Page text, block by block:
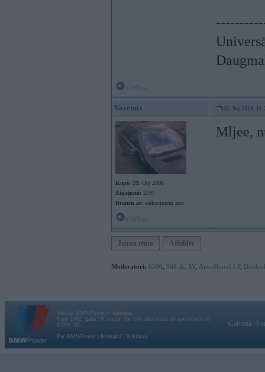
Varemix 05. Sep 2009,
Kopš: 28. Oct 2006
Ziņojumi: 2597
Braucu ar: serkociniem acis
Mljee,
Jauna tēma Atbildēt
Moderatori: 6500 968-jk AV AiwaShuraLLP,
Vortāls BMWPower.lv darbojas
kopš 2002. gada 14. maija. Tas nav auto klubs un nav saistīts ar
BMW AG.
Par BMWPower
Kontakti Reklāma
Galvena